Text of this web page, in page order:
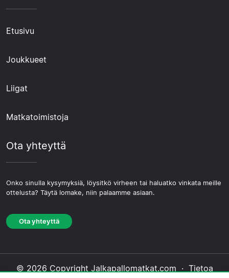
Etusivu
Joukkueet
Liigat
Matkatoimistoja
Ota yhteyttä
Onko sinulla kysymyksiä, löysitkö virheen tai haluatko vinkata meille
ottelusta? Täytä lomake, niin palaamme asiaan.
Ota yhteyttä
© 2026 Copyright Jalkapallomatkat.com · Tietoa